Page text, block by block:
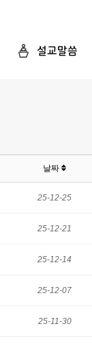
설교말씀
날짜
25-12-25
25-12-21
25-12-14
25-12-07
25-11-30